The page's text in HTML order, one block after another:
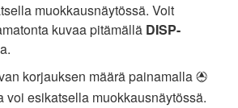
muokkausnäytössä. Voit
kuvaa pitämällä DISP-
korjauksen määrä painamalla 1
voi esikatsella muokkausnäytössä.